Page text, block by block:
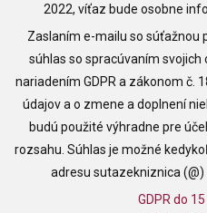
2022, víťaz bude osobne
Zaslaním e-mailu so súťažnou
súhlas so spracúvaním svojich
nariadením GDPR a zákonom č.
údajov a o zmene a doplnení
budú použité výhradne pre
rozsahu. Súhlas je možné
adresu sutazekniznica (@)
GDPR do